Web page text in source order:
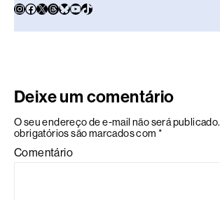
Deixe um comentário
O seu endereço de e-mail não será publicado.
obrigatórios são marcados com *
Comentário